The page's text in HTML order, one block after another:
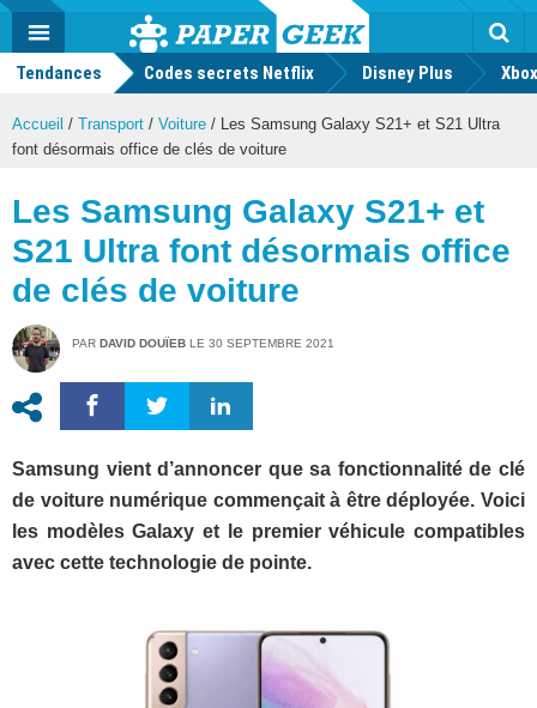
Actu
geek
MENU
Tendances Codes secrets Netflix Disney Plus
Accueil / Transport / Voiture / Les Samsung Galaxy S21+ et S21 Ultra
font désormais office de clés de voiture
Les Samsung Galaxy S21+ et
S21 Ultra font désormais office
de clés de voiture
PAR DAVID DOUÏEB LE 30 SEPTEMBRE 2021
Samsung vient d’annoncer que sa fonctionnalité de clé
de voiture numérique commençait à être déployée. Voici
les modèles Galaxy et le premier véhicule compatibles
avec cette technologie de pointe.
Mode
FacebookTwitter Youtube